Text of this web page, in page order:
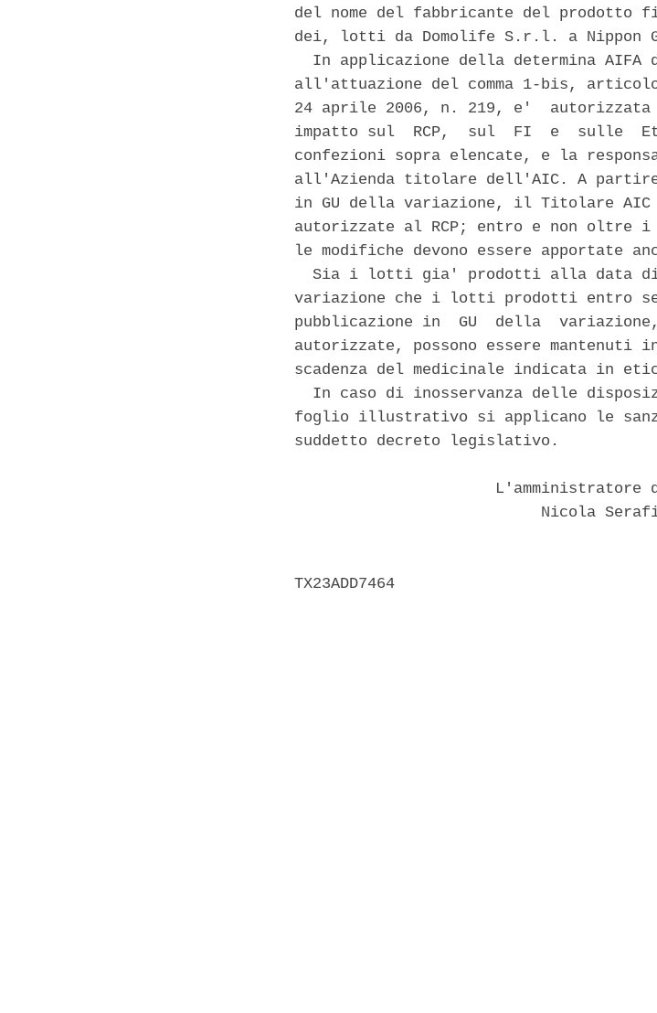
del nome del fabbricante del
dei, lotti da Domolife S.r.l. a Nippon
In applicazione della determina AIFA
all'attuazione del comma 1-bis,
24 aprile 2006, n. 219, e'
impatto sul  RCP,  sul  FI  e  sulle
confezioni sopra elencate, e la
all'Azienda titolare dell'AIC. A
in GU della variazione, il Titolare AIC
autorizzate al RCP; entro e non oltre i
le modifiche devono essere apportate
Sia i lotti gia' prodotti alla data
variazione che i lotti prodotti entro
pubblicazione in  GU  della
autorizzate, possono essere
scadenza del medicinale indicata in
In caso di inosservanza delle
foglio illustrativo si applicano le
suddetto decreto legislativo.
L'amministratore
Nicola